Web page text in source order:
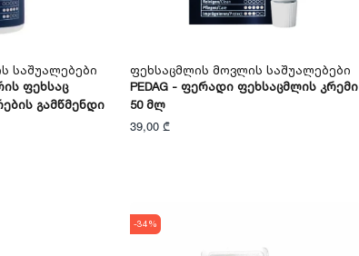
Საშუალებები
Ფეხსაც
Გამწმენდი
Ფეხსაცმლის Მოვლის Საშუალებები
PEDAG - Ფერადი Ფეხსაცმლის Კრემი
50 Მლ
39,00 ₾
-34%